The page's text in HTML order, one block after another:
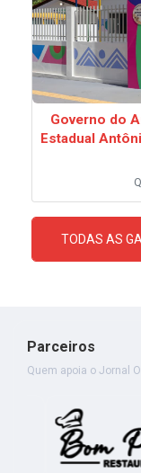
Governo do
Estadual
TODAS AS
Parceiros
Quem apoia o Jornal O